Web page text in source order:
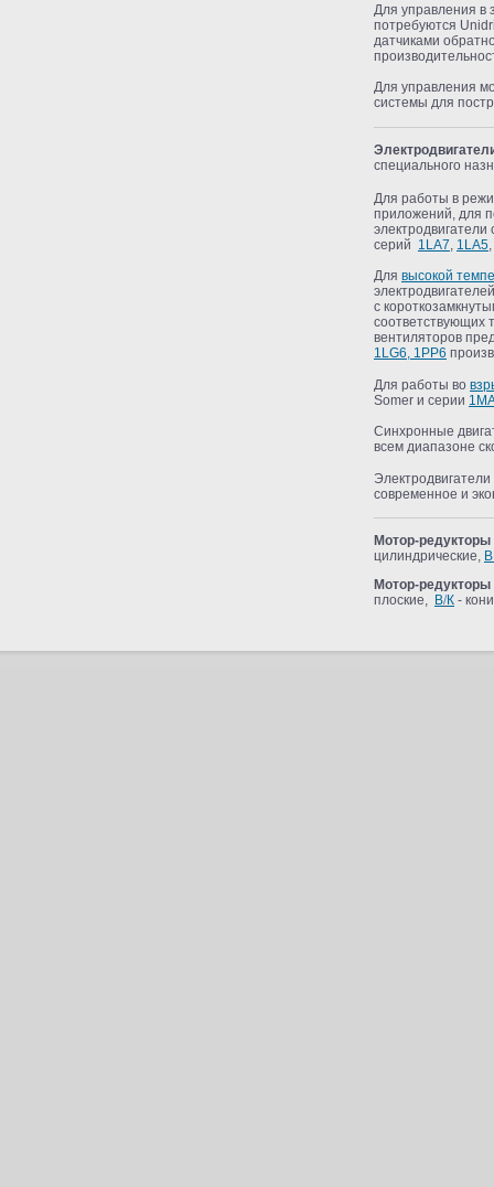
Для управления в
потребуются
датчиками
Для управления
системы для
специального
Для работы в
приложений, для
серий 1LA7, 1LA5,
Для высокой
с
соответствующих
вентиляторов
1LG6, 1PP6
Для работы во
Somer и серии
Синхронные
всем диапазоне
современное и
Мотор-
цилиндрические,
Мотор-редукторы
плоские, B/К -